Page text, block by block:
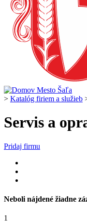
> Katalóg firiem a služieb
Servis a
Pridaj firmu
Neboli nájdené žiadne
1